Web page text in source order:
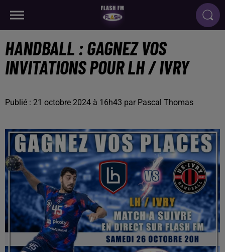
HANDBALL : GAGNEZ VOS
INVITATIONS POUR LH / IVRY
Publié : 21 octobre 2024 à 16h43 par Pascal Thomas